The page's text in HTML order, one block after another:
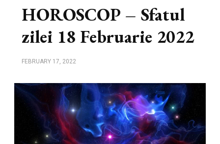
HOROSCOP – Sfatul
zilei 18 Februarie 2022
FEBRUARY 17, 2022